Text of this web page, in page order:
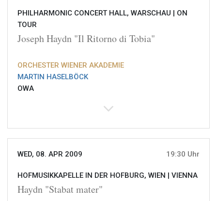
PHILHARMONIC CONCERT HALL, WARSCHAU | ON
TOUR
Joseph Haydn "Il Ritorno di Tobia"
ORCHESTER WIENER AKADEMIE
MARTIN HASELBÖCK
OWA
WED, 08. APR 2009 19:30 Uhr
HOFMUSIKKAPELLE IN DER HOFBURG, WIEN | VIENNA
Haydn "Stabat mater"